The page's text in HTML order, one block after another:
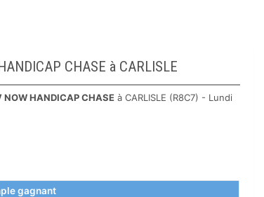
CHASE à CARLISLE
NOW HANDICAP CHASE à CARLISLE (R8C7) - Lundi
gagnant